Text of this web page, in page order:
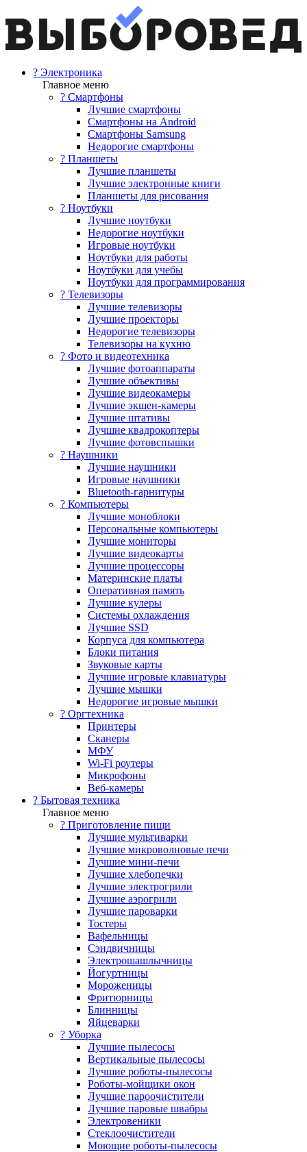
? Электроника
Главное меню
? Смартфоны
Лучшие смартфоны
Смартфоны на Android
Смартфоны Samsung
Недорогие смартфоны
? Планшеты
Лучшие планшеты
Лучшие электронные книги
Планшеты для рисования
? Ноутбуки
Лучшие ноутбуки
Недорогие ноутбуки
Игровые ноутбуки
Ноутбуки для работы
Ноутбуки для учебы
Ноутбуки для программирования
? Телевизоры
Лучшие телевизоры
Лучшие проекторы
Недорогие телевизоры
Телевизоры на кухню
? Фото и видеотехника
Лучшие фотоаппараты
Лучшие объективы
Лучшие видеокамеры
Лучшие экшен-камеры
Лучшие штативы
Лучшие квадрокоптеры
Лучшие фотовспышки
? Наушники
Лучшие наушники
Игровые наушники
Bluetooth-гарнитуры
?️ Компьютеры
Лучшие моноблоки
Персональные компьютеры
Лучшие мониторы
Лучшие видеокарты
Лучшие процессоры
Материнские платы
Оперативная память
Лучшие кулеры
Системы охлаждения
Лучшие SSD
Корпуса для компьютера
Блоки питания
Звуковые карты
Лучшие игровые клавиатуры
Лучшие мышки
Недорогие игровые мышки
?️ Оргтехника
Принтеры
Сканеры
МФУ
Wi-Fi роутеры
Микрофоны
Веб-камеры
? Бытовая техника
Главное меню
? Приготовление пищи
Лучшие мультиварки
Лучшие микроволновые печи
Лучшие мини-печи
Лучшие хлебопечки
Лучшие электрогрили
Лучшие аэрогрили
Лучшие пароварки
Тостеры
Вафельницы
Сэндвичницы
Электрошашлычницы
Йогуртницы
Мороженицы
Фритюрницы
Блинницы
Яйцеварки
? Уборка
Лучшие пылесосы
Вертикальные пылесосы
Лучшие роботы-пылесосы
Роботы-мойщики окон
Лучшие пароочистители
Лучшие паровые швабры
Электровеники
Стеклоочистители
Моющие роботы-пылесосы